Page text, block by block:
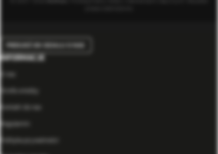
PRZEJDŹ DO DZIAŁU O NAS
INFORMACJE
O nas
Strefa wiedzy
Kontakt do nas
Regulamin
Polityka prywatności